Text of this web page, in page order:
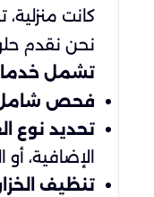
كانت
نحن نقدم
تشمل
فحص شامل
تحديد نوع
الإضافية،
تنظيف